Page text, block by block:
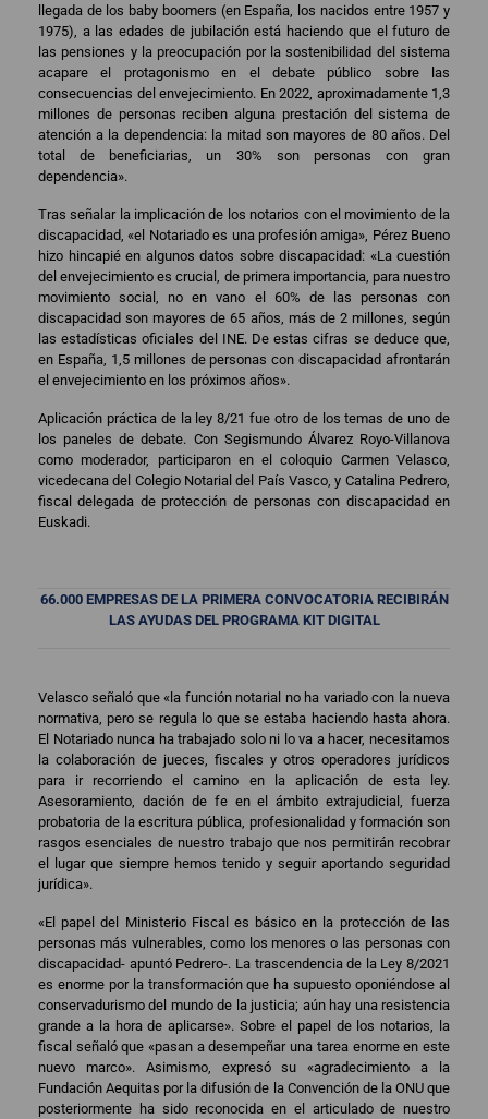
llegada de los baby boomers (en España, los nacidos entre 1957 y
1975), a las edades de jubilación está haciendo que el futuro de
las pensiones y la preocupación por la sostenibilidad del sistema
acapare el protagonismo en el debate público sobre las
consecuencias del envejecimiento. En 2022, aproximadamente 1,3
millones de personas reciben alguna prestación del sistema de
atención a la dependencia: la mitad son mayores de 80 años. Del
total de beneficiarias, un 30% son personas con gran
dependencia».
Tras señalar la implicación de los notarios con el movimiento de la
discapacidad, «el Notariado es una profesión amiga», Pérez Bueno
hizo hincapié en algunos datos sobre discapacidad: «La cuestión
del envejecimiento es crucial, de primera importancia, para nuestro
movimiento social, no en vano el 60% de las personas con
discapacidad son mayores de 65 años, más de 2 millones, según
las estadísticas oficiales del INE. De estas cifras se deduce que,
en España, 1,5 millones de personas con discapacidad afrontarán
el envejecimiento en los próximos años».
Aplicación práctica de la ley 8/21 fue otro de los temas de uno de
los paneles de debate. Con Segismundo Álvarez Royo-Villanova
como moderador, participaron en el coloquio Carmen Velasco,
vicedecana del Colegio Notarial del País Vasco, y Catalina Pedrero,
fiscal delegada de protección de personas con discapacidad en
Euskadi.
66.000 EMPRESAS DE LA PRIMERA CONVOCATORIA RECIBIRÁN
LAS AYUDAS DEL PROGRAMA KIT DIGITAL
Velasco señaló que «la función notarial no ha variado con la nueva
normativa, pero se regula lo que se estaba haciendo hasta ahora.
El Notariado nunca ha trabajado solo ni lo va a hacer, necesitamos
la colaboración de jueces, fiscales y otros operadores jurídicos
para ir recorriendo el camino en la aplicación de esta ley.
Asesoramiento, dación de fe en el ámbito extrajudicial, fuerza
probatoria de la escritura pública, profesionalidad y formación son
rasgos esenciales de nuestro trabajo que nos permitirán recobrar
el lugar que siempre hemos tenido y seguir aportando seguridad
jurídica».
«El papel del Ministerio Fiscal es básico en la protección de las
personas más vulnerables, como los menores o las personas con
discapacidad- apuntó Pedrero-. La trascendencia de la Ley 8/2021
es enorme por la transformación que ha supuesto oponiéndose al
conservadurismo del mundo de la justicia; aún hay una resistencia
grande a la hora de aplicarse». Sobre el papel de los notarios, la
fiscal señaló que «pasan a desempeñar una tarea enorme en este
nuevo marco». Asimismo, expresó su «agradecimiento a la
Fundación Aequitas por la difusión de la Convención de la ONU que
posteriormente ha sido reconocida en el articulado de nuestro